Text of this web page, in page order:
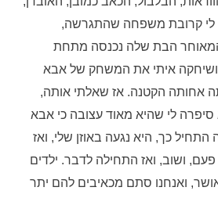
לי קרובת משפחה שהתגרשה,
הבת שלה נכנסה מתחת
ושיחקה איתי את המשחק של אבא
אחותה הקטנה. אז שאלתי אותה,
סיפרה לי שהיא מאוד עצובה כי אבא
כך, היא נגעה באוזן שלי, ואז
פעם, ושוב, ואז התחילה לדבר. ילדים
ואנחנו סתם מכאיבים להם יתר